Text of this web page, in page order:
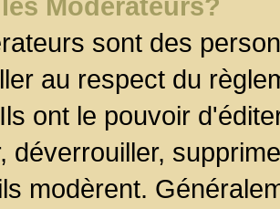
sont des
au respect du
ont le pouvoir
déverrouiller,
modèrent.